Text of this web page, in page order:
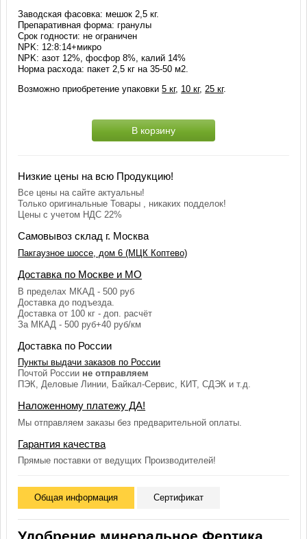
Заводская фасовка: мешок 2,5 кг.
Препаративная форма: гранулы
Срок годности: не ограничен
NPK: 12:8:14+микро
NPK: азот 12%, фосфор 8%, калий 14%
Норма расхода: пакет 2,5 кг на 35-50 м2.
Возможно приобретение упаковки5 кг, 10 кг, 25 кг.
В корзину
Низкие цены на всю Продукцию!
Все цены на сайте актуальны!
Только оригинальные Товары , никаких подделок!
Цены с учетом НДС 22%
Самовывоз склад г. Москва
Пакгаузное шоссе, дом 6 (МЦК Коптево)
Доставка по Москве и МО
В пределах МКАД - 500 руб
Доставка до подъезда.
Доставка от 100 кг - доп. расчёт
За МКАД - 500 руб+40 руб/км
Доставка по России
Пункты выдачи заказов по России
Почтой России не отправляем
ПЭК, Деловые Линии, Байкал-Сервис, КИТ, СДЭК и т.д.
Наложенному платежу ДА!
Мы отправляем заказы без предварительной оплаты.
Гарантия качества
Прямые поставки от ведущих Производителей!
Общая информация Сертификат